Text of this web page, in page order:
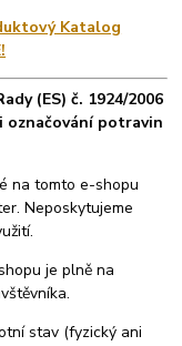
Katalog
(ES) č. 1924/2006
označování potravin
na tomto e-shopu
Neposkytujeme
je plně na
stav (fyzický ani